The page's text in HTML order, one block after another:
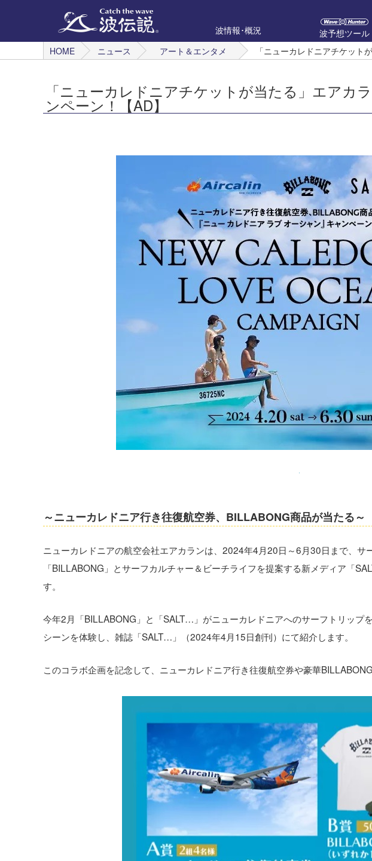
波情報･概況
波予想ツール
HOME
ニュース アート＆エンタメ 「ニューカレドニアチケット
「ニューカレドニアチケットが当たる」エアカ
ンペーン！【AD】
～ニューカレドニア行き往復航空券、BILLABONG商品が当たる～
ニューカレドニアの航空会社エアカランは、2024年4月20日～6月30日まで、サ
「BILLABONG」とサーフカルチャー＆ビーチライフを提案する新メディア「
す。
今年2月「BILLABONG」と「SALT…」がニューカレドニアへのサーフトリップ
シーンを体験し、雑誌「SALT…」（2024年4月15日創刊）にて紹介します。
このコラボ企画を記念して、ニューカレドニア行き往復航空券や豪華